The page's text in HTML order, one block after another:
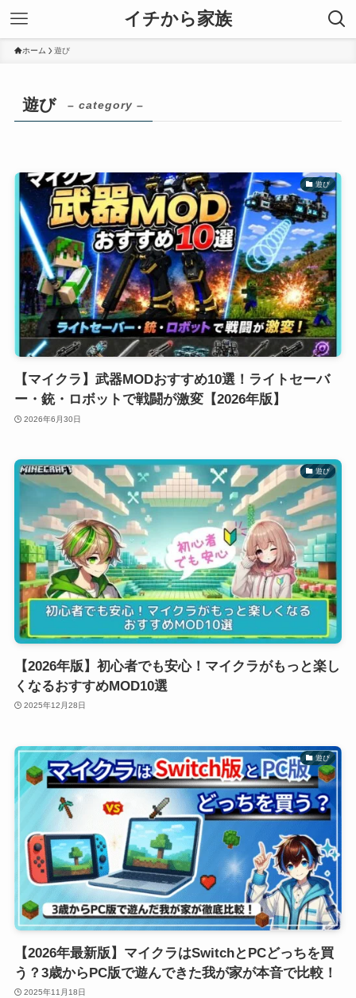
イチから家族
ホーム 遊び
遊び – category –
遊び
【マイクラ】武器MODおすすめ10選！ライトセーバ
ー・銃・ロボットで戦闘が激変【2026年版】
2026年6月30日
遊び
【2026年版】初心者でも安心！マイクラがもっと楽し
くなるおすすめMOD10選
2025年12月28日
遊び
【2026年最新版】マイクラはSwitchとPCどっちを買
う？3歳からPC版で遊んできた我が家が本音で比較！
2025年11月18日